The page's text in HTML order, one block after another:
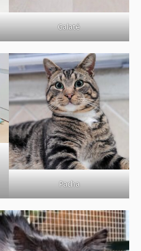
Galaté
Pacha